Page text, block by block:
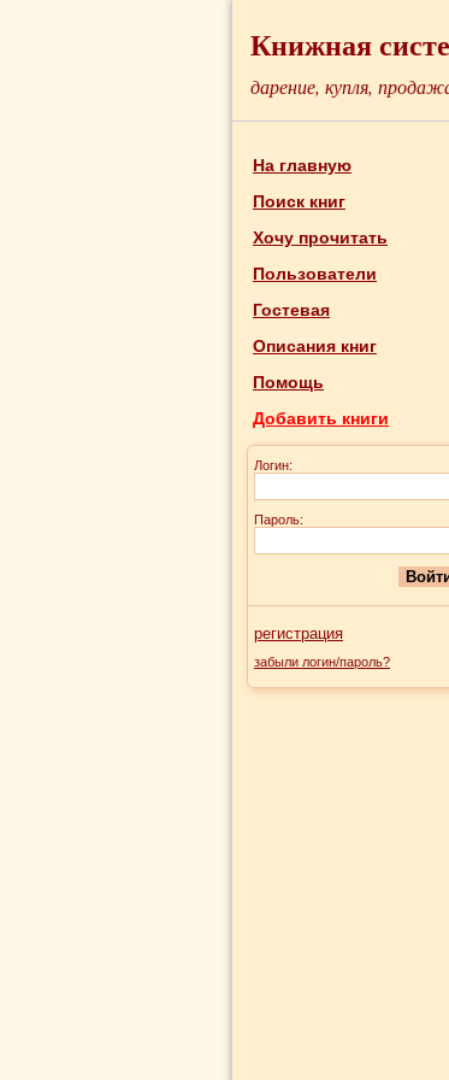
Книжная
дарение, купля,
На главную
Поиск книг
Хочу прочитать
Пользователи
Гостевая
Описания книг
Помощь
Добавить книги
Логин:
Пароль:
регистрация
забыли логин/пароль?